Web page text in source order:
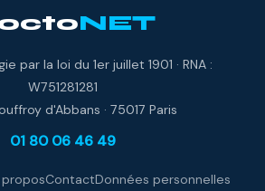
NET
par la loi du 1er juillet 1901 · RNA :
W751281281
d'Abbans · 75017 Paris
01 80 06 46 49
proposContactDonnées personnelles